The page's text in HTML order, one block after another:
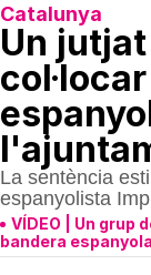
Catalunya
Un
La sentència
espanyolista
VÍDEO | Un grup
bandera